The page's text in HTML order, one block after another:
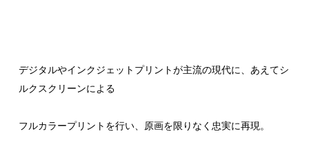
デジタルやインクジェットプリントが主流の現代に、あえてシ
ルクスクリーンによる
フルカラープリントを行い、原画を限りなく忠実に再現。